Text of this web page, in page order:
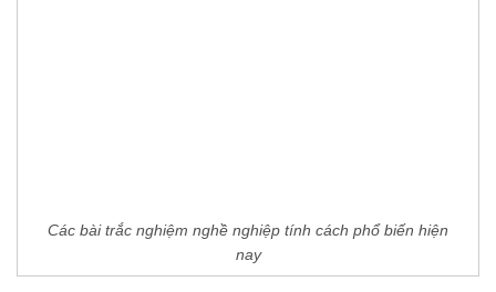
Các bài trắc nghiệm nghề nghiệp tính cách phổ biến hiện
nay